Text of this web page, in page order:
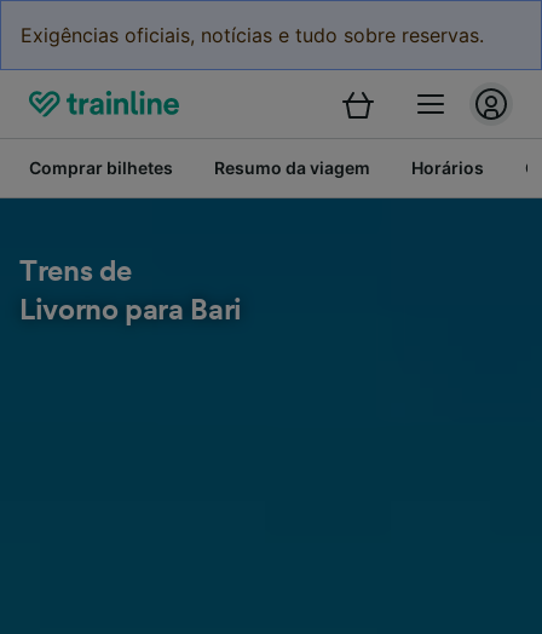
Exigências oficiais, notícias e tudo sobre reservas.
Comprar bilhetes Resumo da viagem Horários
Trens de
Livorno para Bari